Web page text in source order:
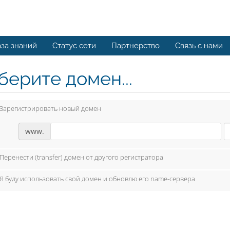
знаний Статус сети Партнерство Связь с нами
домен...
новый домен
www.
(transfer) домен от другого регистратора
буду использовать свой домен и обновлю его name-сервера